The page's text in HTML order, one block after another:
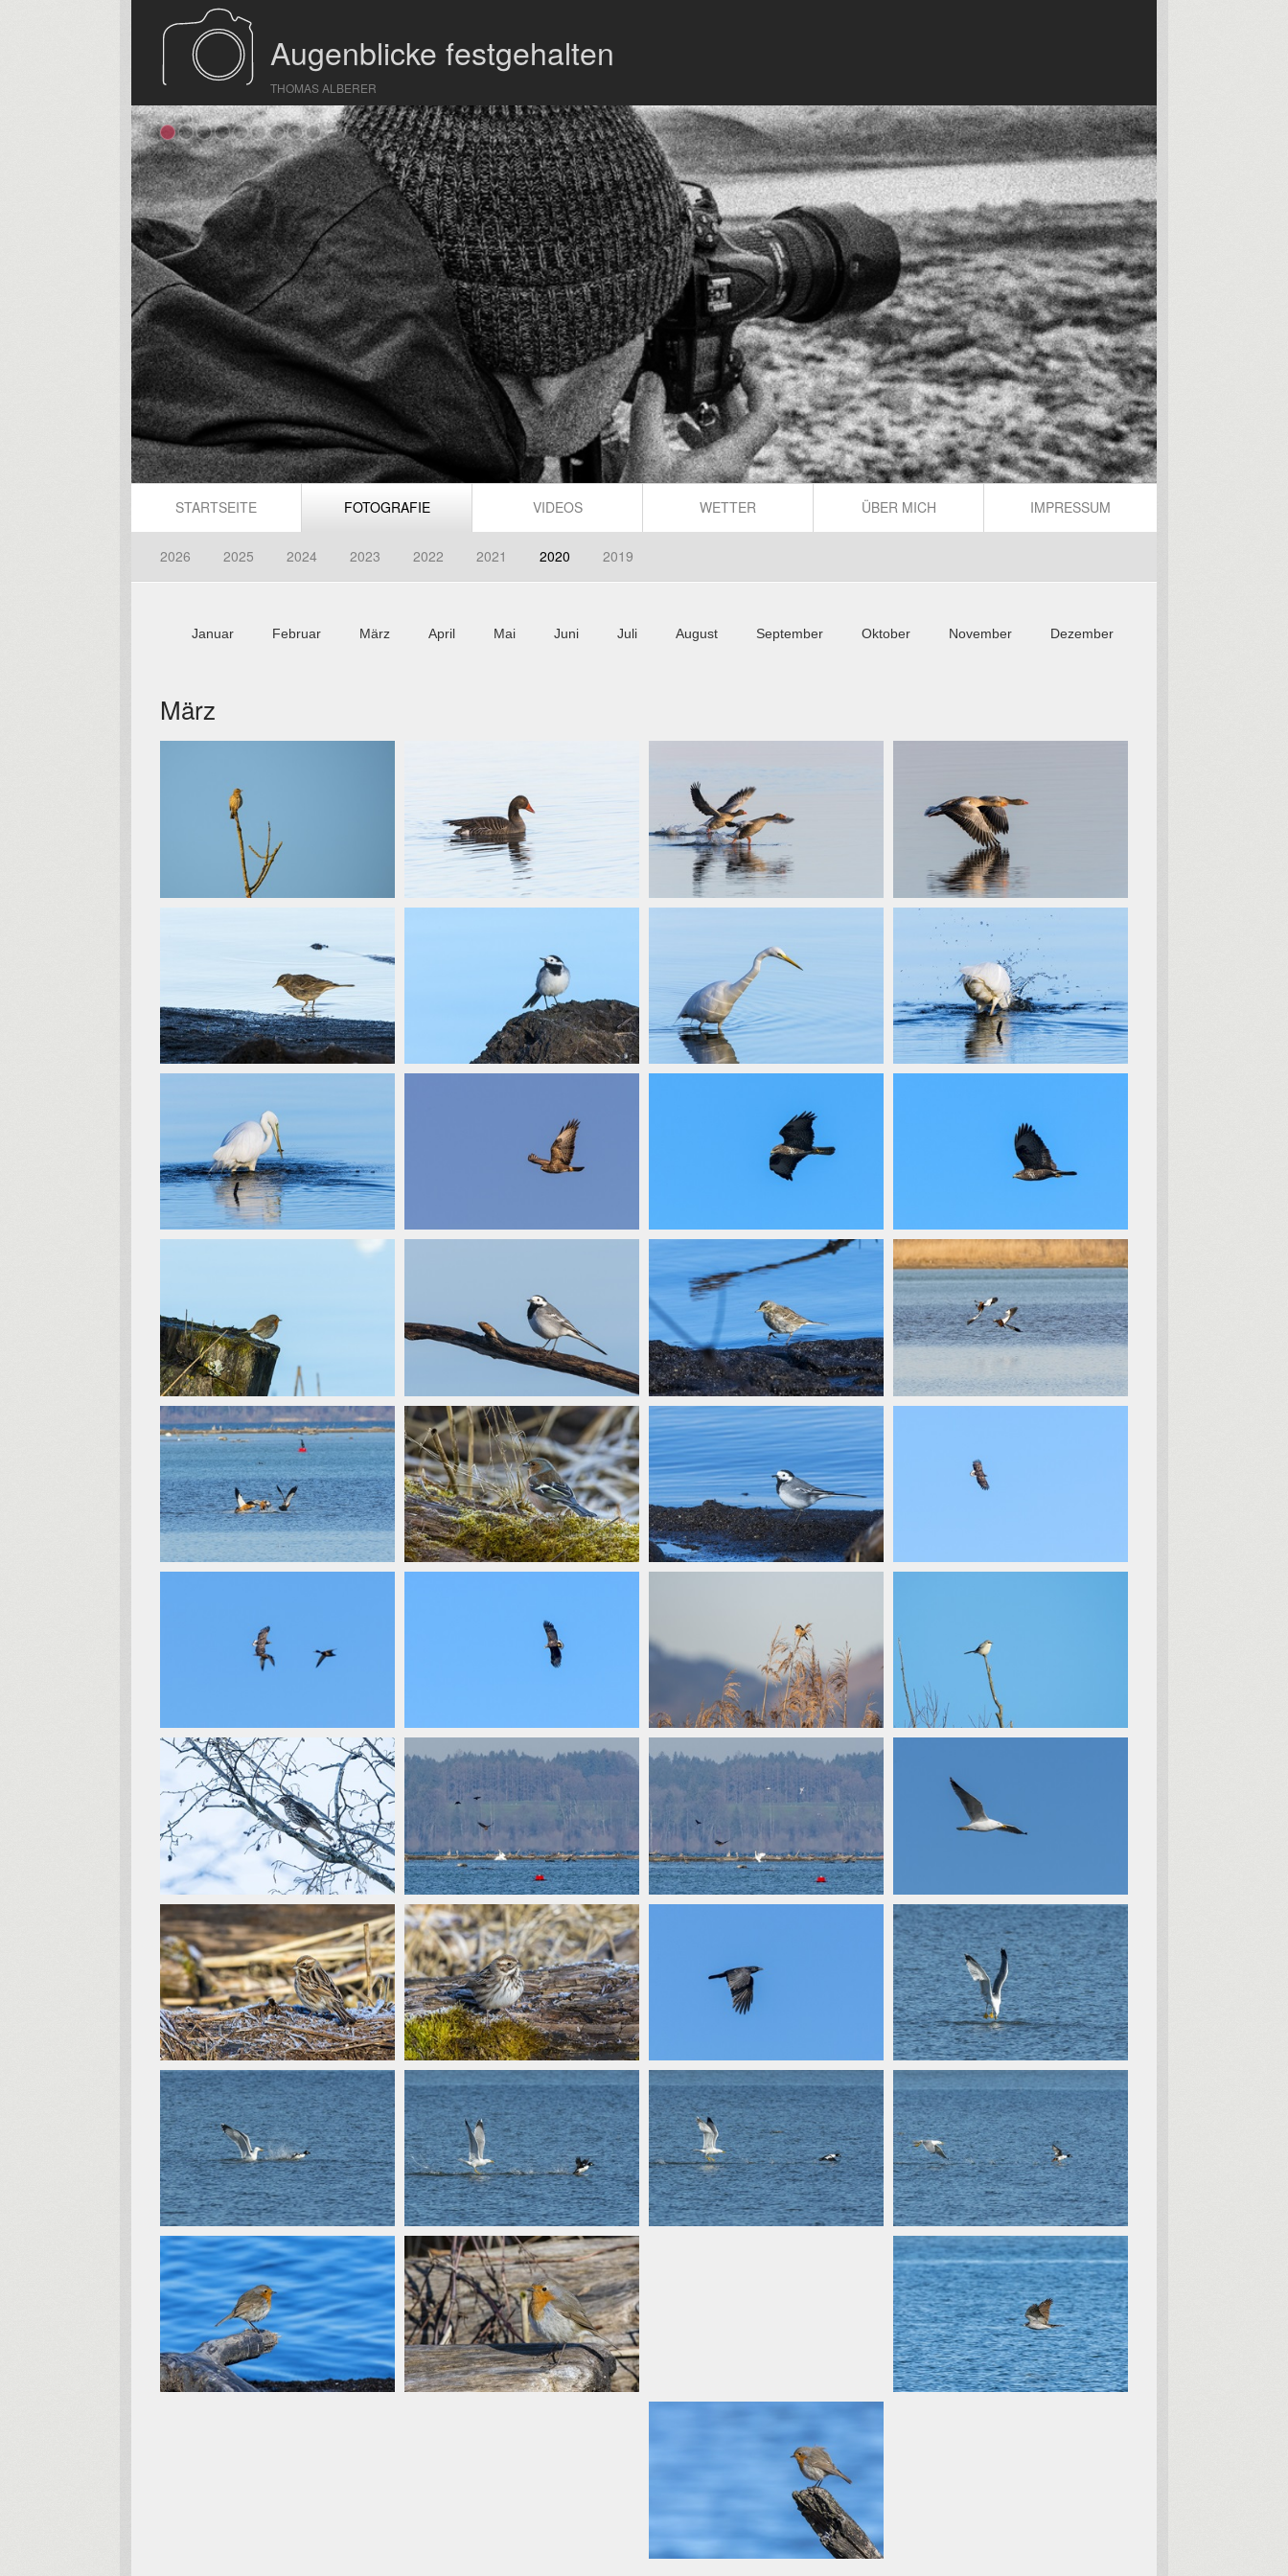
Augenblicke festgehalten
THOMAS ALBERER
STARTSEITE FOTOGRAFIE VIDEOS WETTER ÜBER MICH IMPRESSUM
2026 2025 2024 2023 2022 2021 2020 2019
Januar Februar März April Mai Juni Juli August September Oktober November Dezember
März